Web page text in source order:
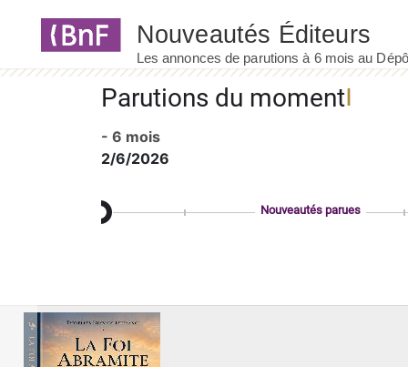
Parutions du moment
- 6 mois
2/6/2026
Nouveautés parues